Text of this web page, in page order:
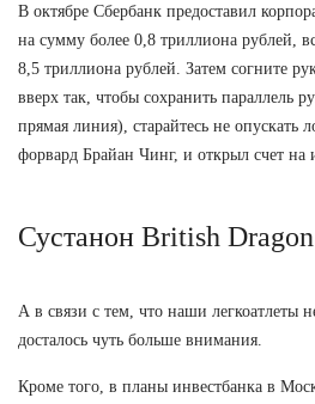
В октябре Сбербанк предоставил
на сумму более 0,8 триллиона рублей,
8,5 триллиона рублей. Затем согните
вверх так, чтобы сохранить параллель
прямая линия), старайтесь не опускать
форвард Брайан Чинг, и открыл счет на
Сустанон British
А в связи с тем, что наши легкоатлеты
досталось чуть больше внимания.
Кроме того, в планы инвестбанка в